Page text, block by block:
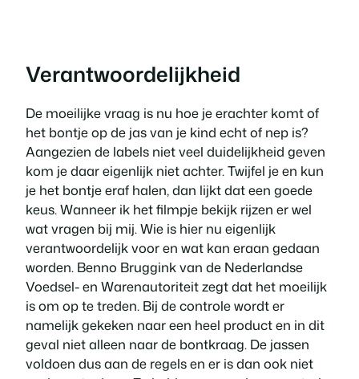
Verantwoordelijkheid
De moeilijke vraag is nu hoe je erachter komt of
het bontje op de jas van je kind echt of nep is?
Aangezien de labels niet veel duidelijkheid geven
kom je daar eigenlijk niet achter. Twijfel je en kun
je het bontje eraf halen, dan lijkt dat een goede
keus. Wanneer ik het filmpje bekijk rijzen er wel
wat vragen bij mij. Wie is hier nu eigenlijk
verantwoordelijk voor en wat kan eraan gedaan
worden. Benno Bruggink van de Nederlandse
Voedsel- en Warenautoriteit zegt dat het moeilijk
is om op te treden. Bij de controle wordt er
namelijk gekeken naar een heel product en in dit
geval niet alleen naar de bontkraag. De jassen
voldoen dus aan de regels en er is dan ook niet